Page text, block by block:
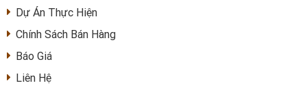
Dự Án Thực Hiện
Chính Sách Bán Hàng
Báo Giá
Liên Hệ